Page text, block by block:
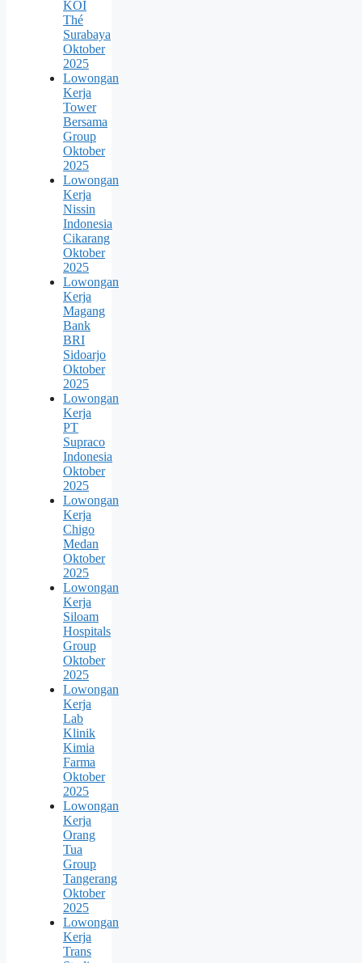
KOI
Thé
Surabaya
Oktober
2025
Lowongan
Kerja
Tower
Bersama
Group
Oktober
2025
Lowongan
Kerja
Nissin
Indonesia
Cikarang
Oktober
2025
Lowongan
Kerja
Magang
Bank
BRI
Sidoarjo
Oktober
2025
Lowongan
Kerja
PT
Supraco
Indonesia
Oktober
2025
Lowongan
Kerja
Chigo
Medan
Oktober
2025
Lowongan
Kerja
Siloam
Hospitals
Group
Oktober
2025
Lowongan
Kerja
Lab
Klinik
Kimia
Farma
Oktober
2025
Lowongan
Kerja
Orang
Tua
Group
Tangerang
Oktober
2025
Lowongan
Kerja
Trans